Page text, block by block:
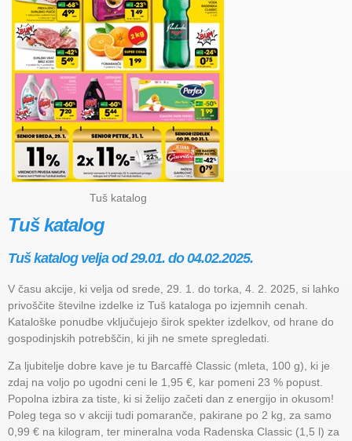
Tuš katalog
Tuš katalog
Tuš katalog velja od 29.01. do 04.02.2025.
V času akcije, ki velja od srede, 29. 1. do torka, 4. 2. 2025, si lahko
privoščite številne izdelke iz Tuš kataloga po izjemnih cenah.
Kataloške ponudbe vključujejo širok spekter izdelkov, od hrane do
gospodinjskih potrebščin, ki jih ne smete spregledati.
Za ljubitelje dobre kave je tu Barcaffè Classic (mleta, 100 g), ki je
zdaj na voljo po ugodni ceni le 1,95 €, kar pomeni 23 % popust.
Popolna izbira za tiste, ki si želijo začeti dan z energijo in okusom!
Poleg tega so v akciji tudi pomaranče, pakirane po 2 kg, za samo
0,99 € na kilogram, ter mineralna voda Radenska Classic (1,5 l) za